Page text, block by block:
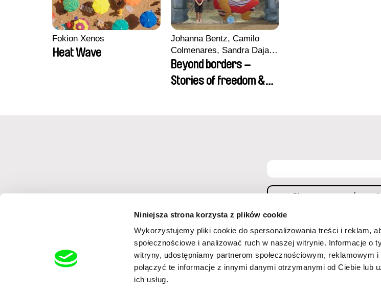
Niniejsza strona korzysta z plików cookie
Wykorzystujemy pliki cookie do spersonalizowania treści i reklam,
społecznościowe i analizować ruch w naszej witrynie. Informacje o
witryny, udostępniamy partnerom społecznościowym, reklamowym
połączyć te informacje z innymi danymi otrzymanymi od Ciebie lub
ich usług.
Fokion Xenos
Heat Wave
Johanna Bentz, Camilo
Colmenares, Sandra Dajani,
Madeleine Dallmeyer,
Nazgol Emami, Diana
Menestrey, Khaled Nawal,
Beyond borders –
Stories of freedom &
Zapisując się na newsletter wyrażam zgodę na przesyłanie na podany adres e-mail informacji handlowych za pomocą
elektroniczną (Dz.U.2017.1219 t.j.) na temat usług oferowanych przez Doc-Air Distribution s.r.o. przy ul. Ostrovní 126/30 z
rozumiem i zgadzam się z ich brzmieniem, jednocześnie jestem świadomy(a) swoich praw,w tym